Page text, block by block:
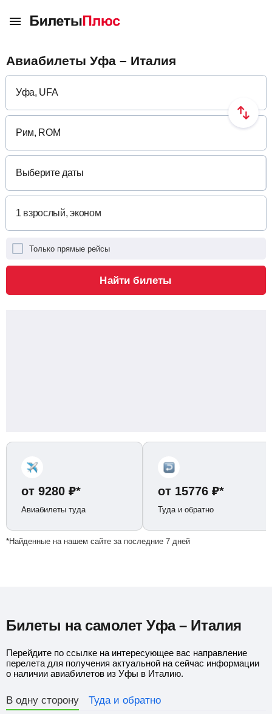
Авиабилеты Уфа – Италия
Выберите даты
Только прямые рейсы
Найти билеты
от 9280 ₽*
Авиабилеты туда
от 15776 ₽*
Туда и обратно
*Найденные на нашем сайте за последние 7 дней
Билеты на самолет Уфа – Италия
Перейдите по ссылке на интересующее вас направление
перелета для получения актуальной на сейчас информации
о наличии авиабилетов из Уфы в Италию.
В одну сторону Туда и обратно